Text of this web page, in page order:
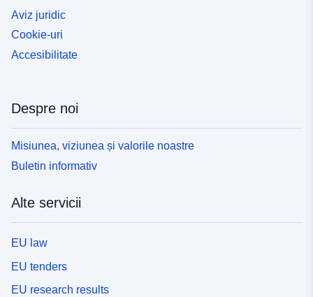
Aviz juridic
Cookie-uri
Accesibilitate
Despre noi
Misiunea, viziunea și valorile noastre
Buletin informativ
Alte servicii
EU law
EU tenders
EU research results